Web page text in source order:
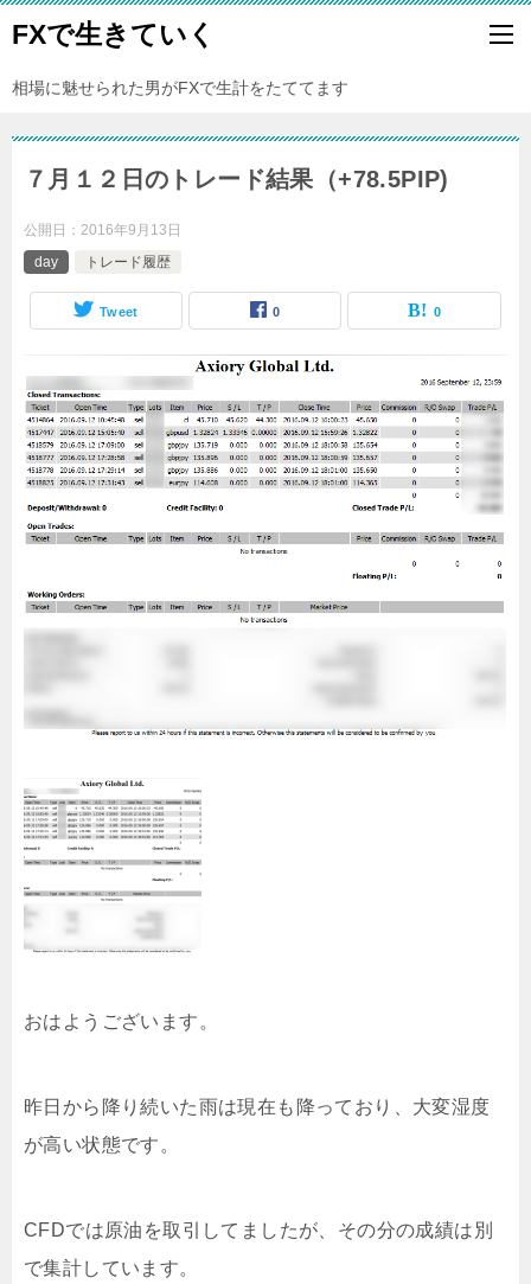
FXで生きていく
相場に魅せられた男がFXで生計をたててます
７月１２日のトレード結果（+78.5PIP)
公開日： 2016年9月13日
day
トレード履歴
Tweet 0 0
おはようございます。
昨日から降り続いた雨は現在も降っており、大変湿度
が高い状態です。
CFDでは原油を取引してましたが、その分の成績は別
で集計しています。